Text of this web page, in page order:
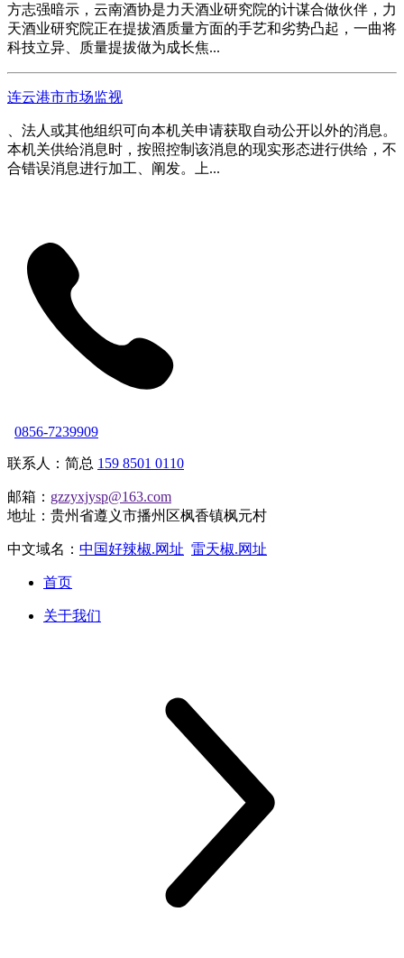
方志强暗示，云南酒协是力天酒业研究院的计谋合做伙伴，力
天酒业研究院正在提拔酒质量方面的手艺和劣势凸起，一曲将
科技立异、质量提拔做为成长焦...
连云港市市场监视
、法人或其他组织可向本机关申请获取自动公开以外的消息。
本机关供给消息时，按照控制该消息的现实形态进行供给，不
合错误消息进行加工、阐发。上...
0856-7239909
联系人：简总 159 8501 0110
邮箱： gzzyxjysp@163.com
地址：贵州省遵义市播州区枫香镇枫元村
中文域名： 中国好辣椒.网址 雷天椒.网址
首页
关于我们